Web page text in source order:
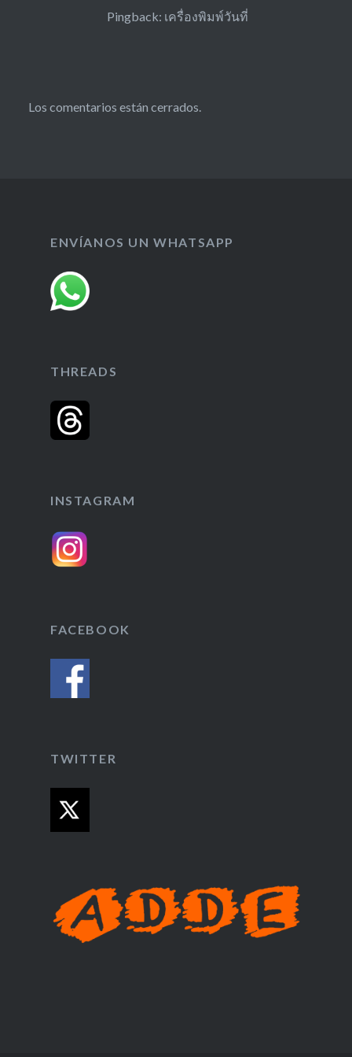
Pingback: เครื่องพิมพ์วันที่
Los comentarios están cerrados.
ENVÍANOS UN WHATSAPP
THREADS
INSTAGRAM
FACEBOOK
TWITTER